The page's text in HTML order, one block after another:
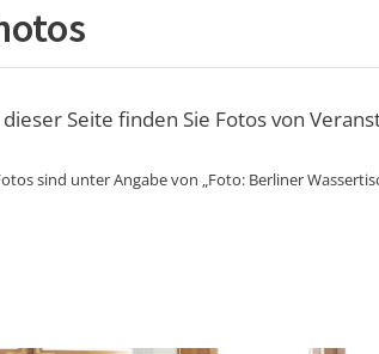
Seite finden Sie Fotos von
sind unter Angabe von „Foto: Berliner